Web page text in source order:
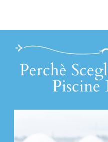
Perchè
Piscine